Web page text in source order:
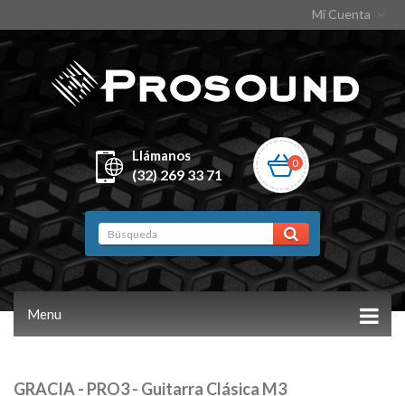
Mi Cuenta
Llámanos
(32) 269 33 71
0
Menu
GRACIA - PRO3 - Guitarra Clásica M3